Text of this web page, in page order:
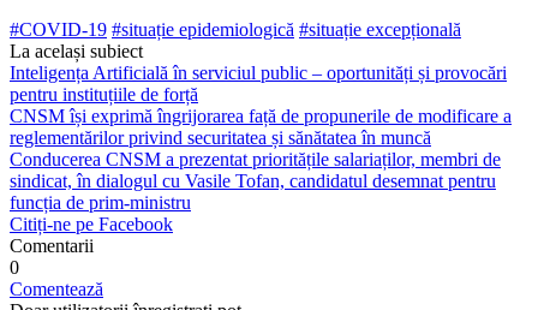
#COVID-19 #situație epidemiologică #situație excepțională
La același subiect
Inteligența Artificială în serviciul public – oportunități și provocări
pentru instituțiile de forță
CNSM își exprimă îngrijorarea față de propunerile de modificare a
reglementărilor privind securitatea și sănătatea în muncă
Conducerea CNSM a prezentat prioritățile salariaților, membri de
sindicat, în dialogul cu Vasile Tofan, candidatul desemnat pentru
funcția de prim-ministru
Citiți-ne pe Facebook
Comentarii
0
Comentează